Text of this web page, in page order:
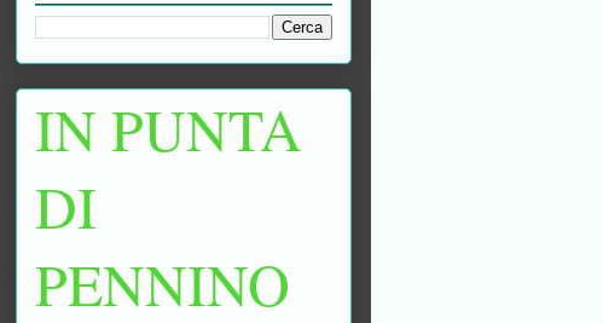
IN PUNTA
DI
PENNINO